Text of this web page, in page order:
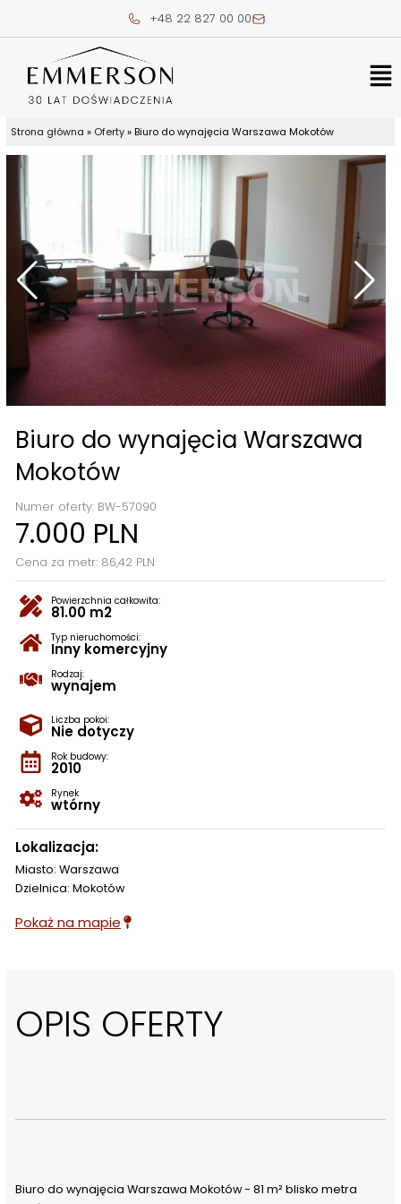
+48 22 827 00 00
Strona główna » Oferty» Biuro do wynajęcia Warszawa Mokotów
Biuro do wynajęcia Warszawa
Mokotów
Numer oferty: BW-57090
7.000 PLN
Cena za metr: 86,42 PLN
Powierzchnia całkowita:
81.00 m2
Typ nieruchomości:
Inny komercyjny
Rodzaj:
wynajem
Liczba pokoi:
Nie dotyczy
Rok budowy:
2010
Rynek
wtórny
Lokalizacja:
Miasto: Warszawa
Dzielnica: Mokotów
Pokaż na mapie
OPIS OFERTY
Biuro do wynajęcia Warszawa Mokotów - 81 m² blisko metra